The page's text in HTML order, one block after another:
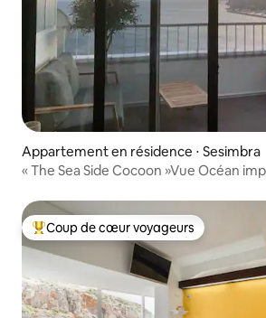
Appartement en résidence ⋅ Sesimbra
« The Sea Side Cocoon »Vue Océan
Coups de cœur voyageurs les plus
Coup de cœur voyageurs